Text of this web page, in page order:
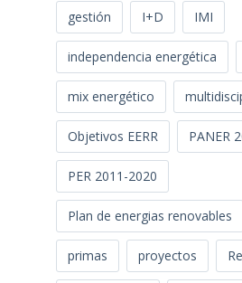
gestión I+D IMI
independencia energética
mix energético
Objetivos EERR PANER
PER 2011-2020
Plan de energias renovables
primas proyectos